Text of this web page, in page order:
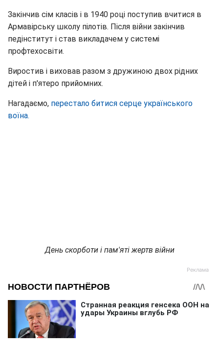
Закінчив сім класів і в 1940 році поступив вчитися в
Армавірську школу пілотів. Після війни закінчив
педінститут і став викладачем у системі
профтехосвіти.
Виростив і виховав разом з дружиною двох рідних
дітей і п'ятеро прийомних.
Нагадаємо, перестало битися серце українського
воїна.
День скорботи і пам'яті жертв війни